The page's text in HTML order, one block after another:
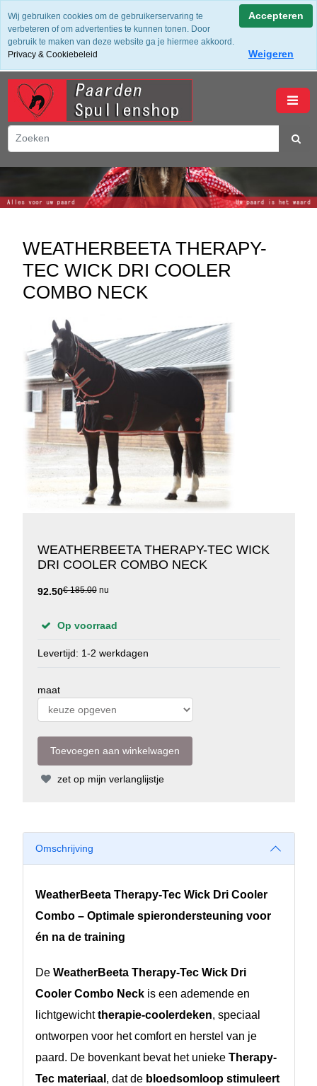
✔ Groot assortiment ✔ De beste merken ✔ Gratis verzending
vanaf 50,- (NL) ✔ Achteraf Betalen ✔ 14 dagen bedenktijd
winkelwagen
WEATHERBEETA THERAPY-
TEC WICK DRI COOLER
COMBO NECK
WEATHERBEETA THERAPY-TEC WICK
DRI COOLER COMBO NECK
92.50€ 185.00nu
Op voorraad
Levertijd: 1-2 werkdagen
maat
zet op mijn verlanglijstje
Omschrijving
WeatherBeeta Therapy-Tec Wick Dri Cooler
Combo – Optimale spierondersteuning voor
én na de training
De WeatherBeeta Therapy-Tec Wick Dri
Cooler Combo Neck is een ademende en
lichtgewichttherapie-coolerdeken, speciaal
ontworpen voor het comfort en herstel van je
paard. De bovenkant bevat het unieke Therapy-
Tec materiaal , dat de bloedsomloop stimuleert
Wij gebruiken cookies om de gebruikerservaring te
verbeteren of om advertenties te kunnen tonen. Door
gebruik te maken van deze website ga je hiermee akkoord.
Privacy & Cookiebeleid
Accepteren
Weigeren